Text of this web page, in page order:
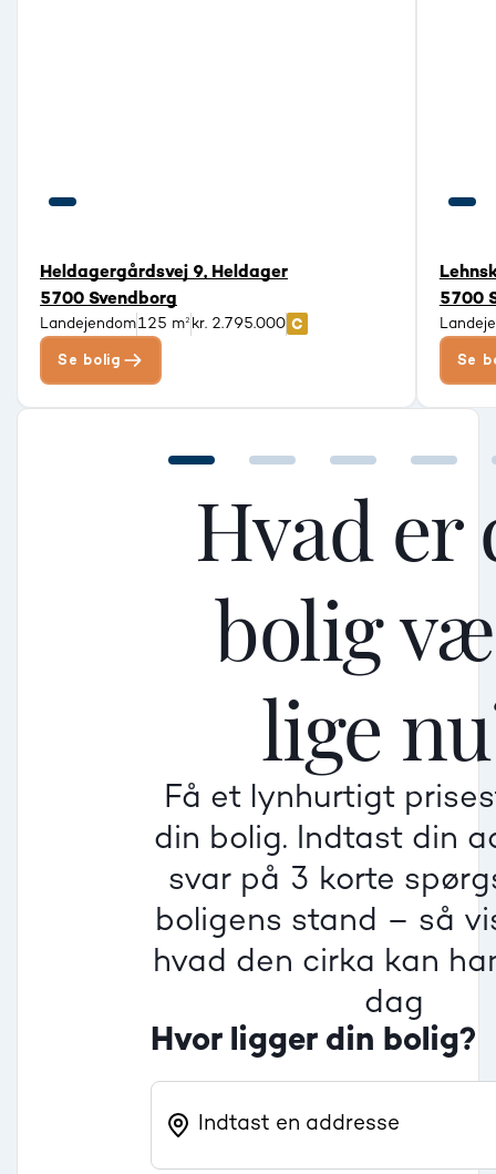
Heldagergårdsvej 9, Heldager
5700 Svendborg
Landejendom125 m² kr. 2.795.000
Se bolig
5700
Se
Hvad er
bolig
lige
Få et lynhurtigt
din bolig. Indtast din
svar på 3 korte
boligens stand – så
hvad den cirka kan
dag
Hvor ligger din bolig?
Dårlig
Mindre god
Mellem
Dårlig
Mindre god
Mellem
Dårlig
Mindre god
Mellem
Villa
Beregner pris